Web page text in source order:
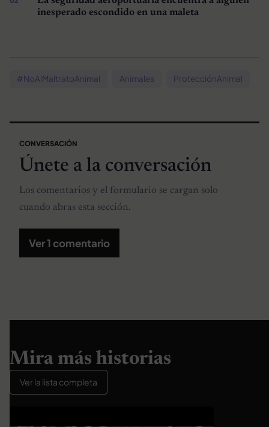
inesperado escondido en una maleta
#NoAlMaltratoAnimal Animales ProtecciónAnimal
CONVERSACIÓN
Únete a la conversación
Los comentarios y el formulario se cargan solo
cuando abras esta sección.
Ver 1 comentario
Mira más historias
Ver la lista completa